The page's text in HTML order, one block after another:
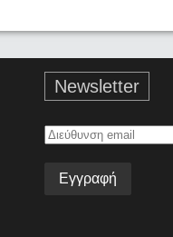
Newsletter
Διεύθυνση